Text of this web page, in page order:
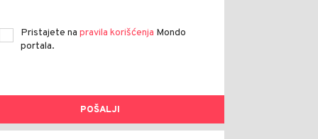
Pristajete na pravila korišćenja Mondo
portala.
POŠALJI